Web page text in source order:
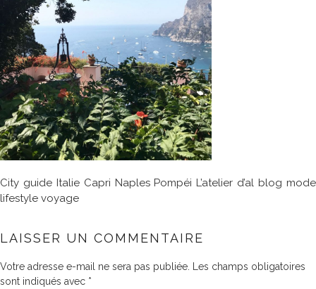
City guide Italie Capri Naples Pompéi L’atelier d’al blog mode
lifestyle voyage
LAISSER UN COMMENTAIRE
Votre adresse e-mail ne sera pas publiée.
Les champs obligatoires
sont indiqués avec *